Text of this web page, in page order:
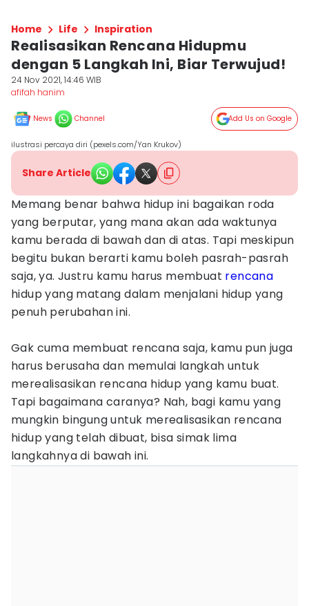
Home Life Inspiration
Realisasikan Rencana Hidupmu
dengan 5 Langkah Ini, Biar Terwujud!
24 Nov 2021, 14:46 WIB
afifah hanim
News Channel Add Us on Google
ilustrasi percaya diri (pexels.com/Yan Krukov)
Share Article
Memang benar bahwa hidup ini bagaikan roda
yang berputar, yang mana akan ada waktunya
kamu berada di bawah dan di atas. Tapi meskipun
begitu bukan berarti kamu boleh pasrah-pasrah
saja, ya. Justru kamu harus membuat rencana
hidup yang matang dalam menjalani hidup yang
penuh perubahan ini.
Gak cuma membuat rencana saja, kamu pun juga
harus berusaha dan memulai langkah untuk
merealisasikan rencana hidup yang kamu buat.
Tapi bagaimana caranya? Nah, bagi kamu yang
mungkin bingung untuk merealisasikan rencana
hidup yang telah dibuat, bisa simak lima
langkahnya di bawah ini.